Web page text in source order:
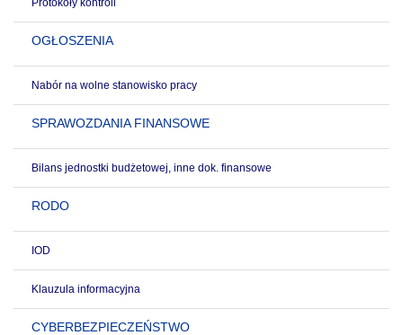
Protokoły kontroli
OGŁOSZENIA
Nabór na wolne stanowisko pracy
SPRAWOZDANIA FINANSOWE
Bilans jednostki budżetowej, inne dok. finansowe
RODO
IOD
Klauzula informacyjna
CYBERBEZPIECZEŃSTWO